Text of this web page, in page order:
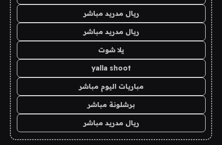
ريال مدريد مباشر
ريال مدريد مباشر
يلا شوت
yalla shoot
مباريات اليوم مباشر
برشلونة مباشر
ريال مدريد مباشر